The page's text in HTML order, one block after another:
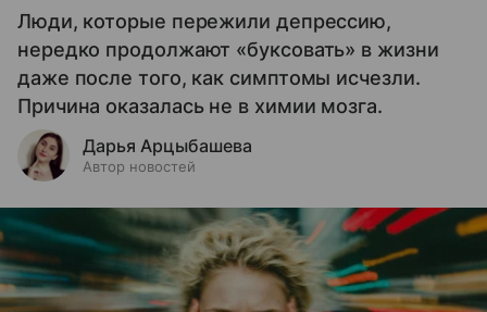
Люди, которые пережили депрессию,
нередко продолжают «буксовать» в жизни
даже после того, как симптомы исчезли.
Причина оказалась не в химии мозга.
Дарья Арцыбашева
Автор новостей